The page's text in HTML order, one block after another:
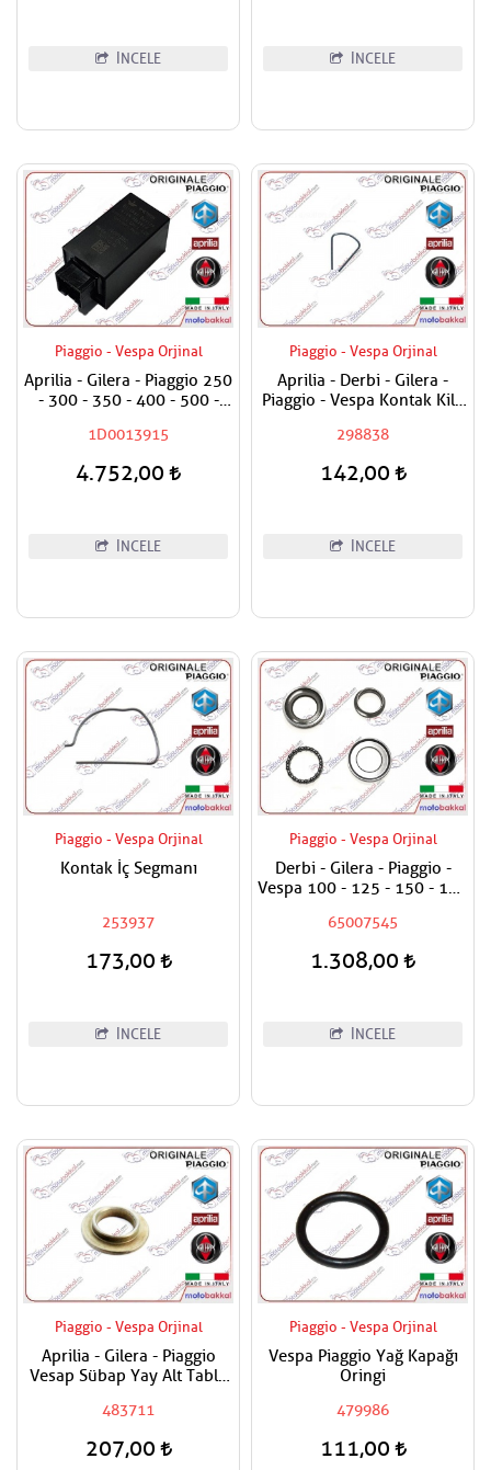
İNCELE İNCELE
Piaggio - Vespa Orjinal
Aprilia - Gilera - Piaggio 250
- 300 - 350 - 400 - 500 -
Sinyal Flaşörü
1D0013915
4.752,00
İNCELE
Piaggio - Vespa Orjinal
Aprilia - Derbi - Gilera -
Piaggio - Vespa Kontak Kilit
298838
142,00
İNCELE
Piaggio - Vespa Orjinal
Kontak İç Segmanı
253937
173,00
İNCELE
Piaggio - Vespa Orjinal
Derbi - Gilera - Piaggio -
Vespa 100 - 125 - 150 - 180
Maşa Rulman Set Alt - Furş
Rulman Set Alt
65007545
1.308,00
İNCELE
Piaggio - Vespa Orjinal
Aprilia - Gilera - Piaggio
Vesap Sübap Yay Alt Tabla
483711
207,00
Piaggio - Vespa Orjinal
Vespa Piaggio Yağ Kapağı
Oringi
479986
111,00